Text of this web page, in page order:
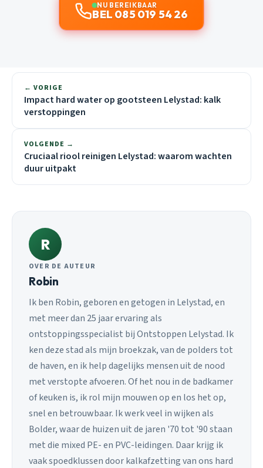
NU BEREIKBAAR
BEL 085 019 54 26
← VORIGE
Impact hard water op gootsteen Lelystad: kalk
verstoppingen
VOLGENDE →
Cruciaal riool reinigen Lelystad: waarom wachten
duur uitpakt
R
OVER DE AUTEUR
Robin
Ik ben Robin, geboren en getogen in Lelystad, en
met meer dan 25 jaar ervaring als
ontstoppingsspecialist bij Ontstoppen Lelystad. Ik
ken deze stad als mijn broekzak, van de polders tot
de haven, en ik help dagelijks mensen uit de nood
met verstopte afvoeren. Of het nou in de badkamer
of keuken is, ik rol mijn mouwen op en los het op,
snel en betrouwbaar. Ik werk veel in wijken als
Bolder, waar de huizen uit de jaren '70 tot '90 staan
met die mixed PE- en PVC-leidingen. Daar krijg ik
vaak spoedklussen door kalkafzetting van ons hard